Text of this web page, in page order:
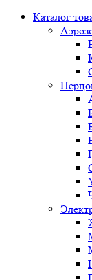
Каталог